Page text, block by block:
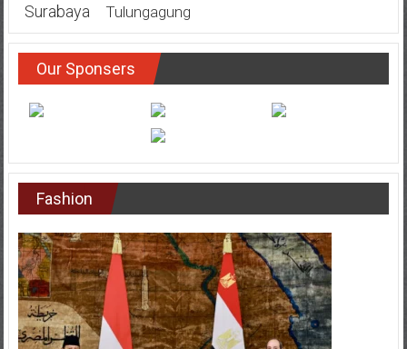
Surabaya
Tulungagung
Our Sponsers
Fashion